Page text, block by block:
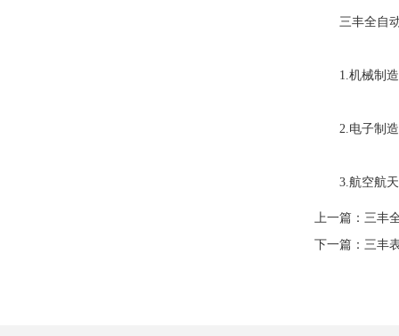
三丰全自动
1.机械制造
2.电子制造
3.航空航天
上一篇： 三丰
下一篇： 三丰